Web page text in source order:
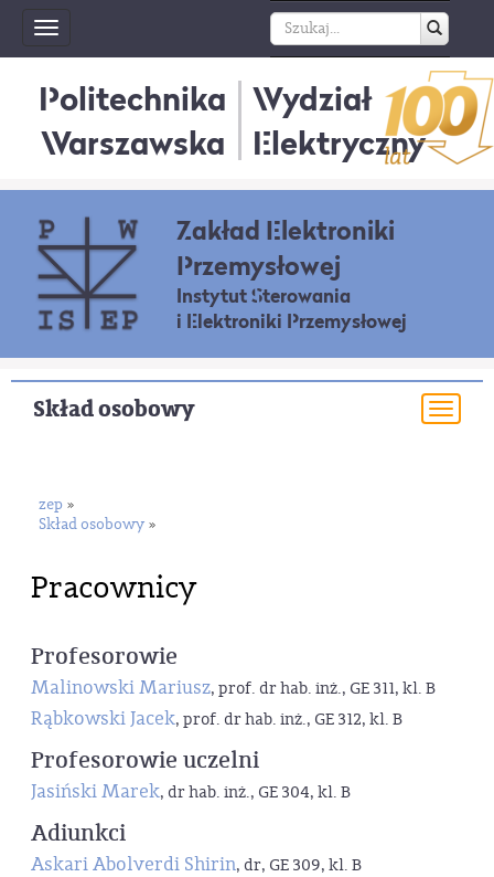
Toggle
navigation
Politechnika
Warszawska
Wydział
Elektryczny
Zakład Elektroniki
Przemysłowej
Instytut Sterowania
i Elektroniki Przemysłowej
Skład osobowy
zep »
Skład osobowy »
Pracownicy
Profesorowie
Malinowski Mariusz, prof. dr hab. inż., GE 311, kl. B
Rąbkowski Jacek, prof. dr hab. inż., GE 312, kl. B
Profesorowie uczelni
Jasiński Marek, dr hab. inż., GE 304, kl. B
Adiunkci
Askari Abolverdi Shirin, dr, GE 309, kl. B